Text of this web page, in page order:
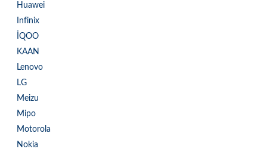
Huawei
Infinix
İQOO
KAAN
Lenovo
LG
Meizu
Mipo
Motorola
Nokia